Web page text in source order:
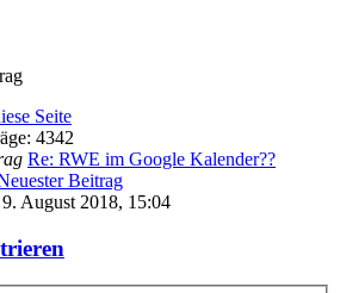
Seite
: 4342
Re: RWE im Google Kalender??
Beitrag
August 2018, 15:04